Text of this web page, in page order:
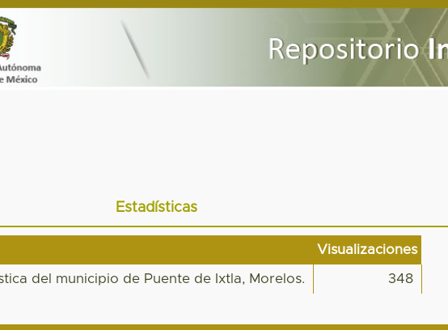
Estadísticas
Visualizaciones
del municipio de Puente de Ixtla, Morelos. 348